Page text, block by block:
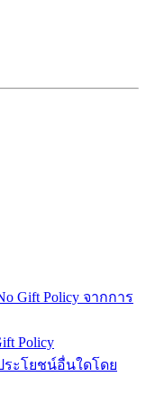
Gift Policy จากการ
Policy
ะโยชน์อื่นใดโดย